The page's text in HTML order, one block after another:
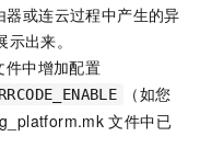
或连云过程中产生的异
出来。
件中增加配置
（如您
文件中已